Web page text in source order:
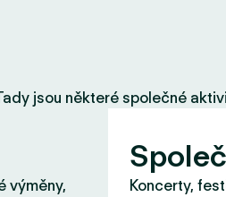
jsou některé společné
výměny,
Koncerty,